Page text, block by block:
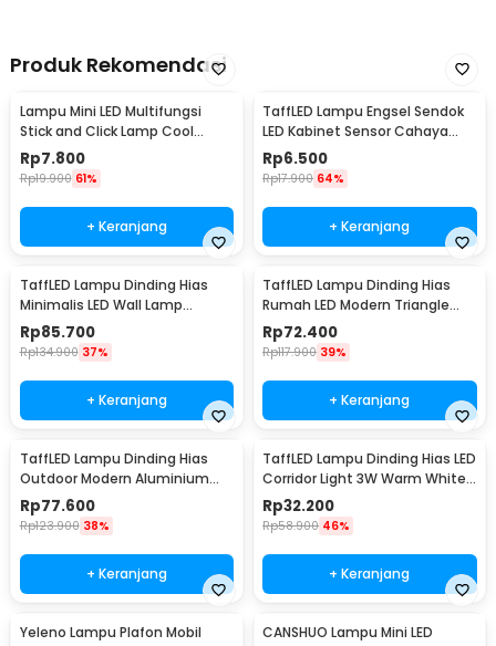
Produk Rekomendasi
Lampu Mini LED Multifungsi
Stick and Click Lamp Cool
White 6.5cm - LL003
Rp7.800
Rp19.900 61%
+ Keranjang
TaffLED Lampu Engsel Sendok
LED Kabinet Sensor Cahaya
Cool White 12V - XYD
Rp6.500
Rp17.900 64%
+ Keranjang
TaffLED Lampu Dinding Hias
Minimalis LED Wall Lamp
Aluminium 12W Warm White -
B1001
Rp85.700
Rp134.900 37%
+ Keranjang
TaffLED Lampu Dinding Hias
Rumah LED Modern Triangle
Aluminium 3W - ABD-3W-SJX
Rp72.400
Rp117.900 39%
+ Keranjang
TaffLED Lampu Dinding Hias
Outdoor Modern Aluminium
6W Warm White - MSL021
Rp77.600
Rp123.900 38%
+ Keranjang
TaffLED Lampu Dinding Hias LED
Corridor Light 3W Warm White
3000K - F0011
Rp32.200
Rp58.900 46%
+ Keranjang
Yeleno Lampu Plafon Mobil
CANSHUO Lampu Mini LED